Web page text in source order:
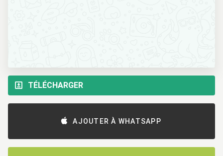
TÉLÉCHARGER
AJOUTER À WHATSAPP